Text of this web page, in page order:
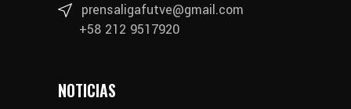
prensaligafutve@gmail.com
+58 212 9517920
NOTICIAS